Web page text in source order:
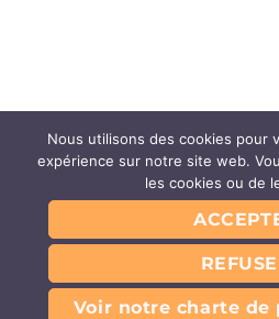
FAQ
Conditions
Conditions Générales
Charte de
Nous utilisons des cookies pour
expérience sur notre site web.
les cookies ou de
Voir notre charte de